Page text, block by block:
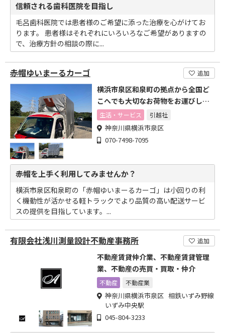
信頼される歯科医院を目指し
毛呂歯科医院では患者様のご希望に添った治療を心がけてお
ります。 患者様はそれぞれにいろいろなご希望がありますの
で、治療方針の相談の際に...
赤帽ゆいまーるカーゴ 追加
横浜市泉区和泉町の拠点から全国ど
こへでも大切なお荷物をお運びしま
す生活・サービス 引越社
神奈川県横浜市泉区
070-7498-7095
赤帽を上手く利用してみませんか？
横浜市泉区和泉町の「赤帽ゆいまーるカーゴ」は小回りの利
く機動性が活かせる軽トラックでより品質の高い配送サービ
スの提供を目指しています。...
有限会社浅川測量設計不動産事務所 追加
不動産賃貸仲介業、不動産賃貸管理
業、不動産の売買・買取・仲介
不動産 不動産業
神奈川県横浜市泉区 相鉄いずみ野線
いずみ中央駅
045-804-3233